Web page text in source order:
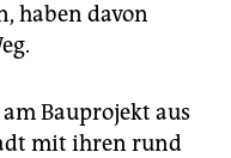
haben davon
Bauprojekt aus
mit ihren rund